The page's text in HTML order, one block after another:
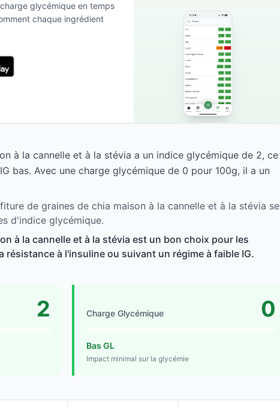
glycémique en temps
chaque ingrédient
à la cannelle et à la stévia a un indice glycémique de 2, ce
bas. Avec une charge glycémique de 0 pour 100g, il a un
de graines de chia maison à la cannelle et à la stévia se
d'indice glycémique.
à la cannelle et à la stévia est un bon choix pour les
résistance à l'insuline ou suivant un régime à faible IG.
2 Charge Glycémique 0
Bas GL
Impact minimal sur la glycémie